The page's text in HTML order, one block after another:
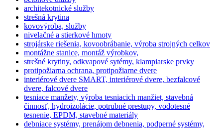
architekotnické služby
strešná krytina
kovovýroba, služby
nivelačné a stierkové hmoty
strojárske riešenia, kovoobrábanie, výroba strojných celkov
montážne stanice, montáž výrobkov,
strešné krytiny, odkvapové sytémy, klampiarske prvky
protipožiarna ochrana, protipožiarne dvere
interiérové dvere SMART, interiérové dvere, bezfalcové
dvere, falcové dvere
tesniace manžety, výroba tesniacich manžiet, stavebná
činnosť, hydroizolácie, potrubné prestupy, vodotesné
tesnenie, EPDM, stavebné materiály
debniace systémy, prenájom debnenia, podperné systémy,